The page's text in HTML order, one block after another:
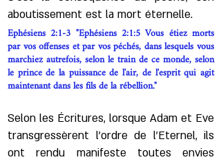
aboutissement est la mort éternelle.
Ephésiens 2:1-3 "Ephésiens 2:1:5 Vous étiez morts
par vos offenses et par vos péchés, dans lesquels vous
marchiez autrefois, selon le train de ce monde, selon
le prince de la puissance de l'air, de l'esprit qui agit
maintenant dans les fils de la rébellion."
Selon les Écritures, lorsque Adam et Eve
transgressèrent l'ordre de l’Eternel, ils
ont rendu manifeste toutes envies